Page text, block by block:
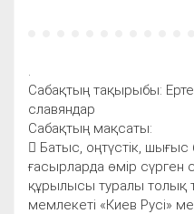
Сабақтың тақырыбы:
славяндар
Сабақтың мақсаты:
 Батыс, оңтүстік, шығыс
ғасырларда өмір сүрген
құрылысы туралы толық
мемлекеті «Киев Русі»